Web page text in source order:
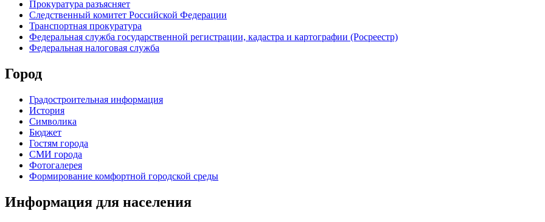
Прокуратура разъясняет
Следственный комитет Российской Федерации
Транспортная прокуратура
Федеральная служба государственной регистрации, кадастра и картографии (Росреестр)
Федеральная налоговая служба
Город
Градостроительная информация
История
Символика
Бюджет
Гостям города
СМИ города
Фотогалерея
Формирование комфортной городской среды
Информация для населения